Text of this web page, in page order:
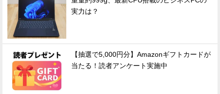
実力は？
【抽選で5,000円分】Amazonギフトカードが
当たる！読者アンケート実施中